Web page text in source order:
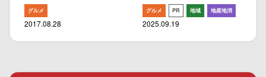
グルメ
2017.08.28
グルメ PR 地域 地産地消
2025.09.19